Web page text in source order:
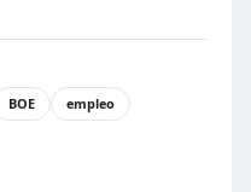
BOE
empleo